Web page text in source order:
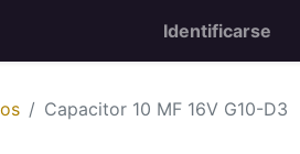
Identificarse
Capacitor 10 MF 16V G10-D3